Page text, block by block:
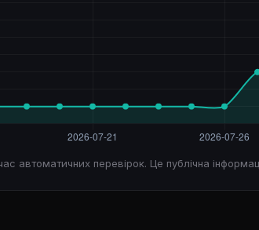
автоматичних перевірок. Це публічна